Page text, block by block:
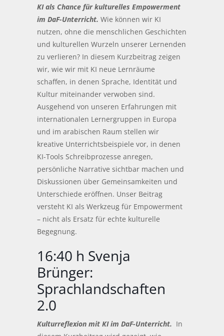
KI als Chance für kulturelles Empowerment
im DaF-Unterricht. Wie können wir KI
nutzen, ohne die menschlichen Geschichten
und kulturellen Wurzeln unserer Lernenden
zu verlieren? In diesem Kurzbeitrag zeigen
wir, wie wir mit KI neue Lernräume
schaffen, in denen Sprache, Identität und
Kultur miteinander verwoben sind.
Ausgehend von unseren Erfahrungen mit
internationalen Lernergruppen in Europa
und im arabischen Raum stellen wir
kreative Unterrichtsbeispiele vor, in denen
KI-Tools Schreibprozesse anregen,
persönliche Narrative sichtbar machen und
Diskussionen über Gemeinsamkeiten und
Unterschiede eröffnen. Unser Beitrag
versteht KI als Werkzeug für Empowerment
– nicht als Ersatz für echte kulturelle
Begegnung.
16:40 h Svenja
Brünger:
Sprachlandschaften
2.0
Kulturreflexion mit KI im DaF-Unterricht. In